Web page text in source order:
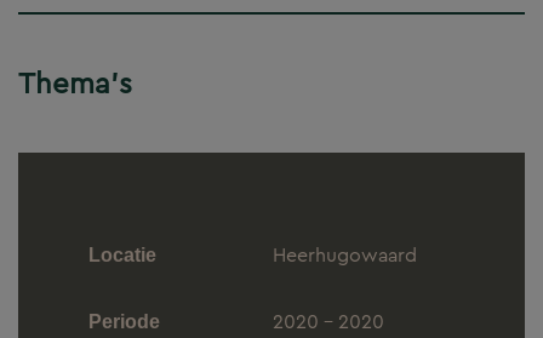
Thema's
Locatie Heerhugowaard
Periode 2020 - 2020